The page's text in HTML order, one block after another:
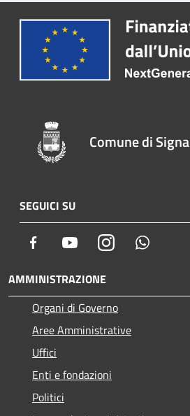
Comune di Signa
SEGUICI SU
Facebook YoutubeInstagram
AMMINISTRAZIONE
Organi di Governo
Aree Amministrative
Uffici
Enti e fondazioni
Politici